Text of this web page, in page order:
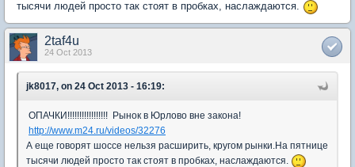
тысячи людей просто так стоят в пробках, наслаждаются.
2taf4u
24 Oct 2013
jk8017, on 24 Oct 2013 - 16:19:
ОПАЧКИ!!!!!!!!!!!!!!!!! Рынок в Юрлово вне закона!
http://www.m24.ru/videos/32276
А еще говорят шоссе нельзя расширить, кругом рынки.На пятнице
тысячи людей просто так стоят в пробках, наслаждаются.